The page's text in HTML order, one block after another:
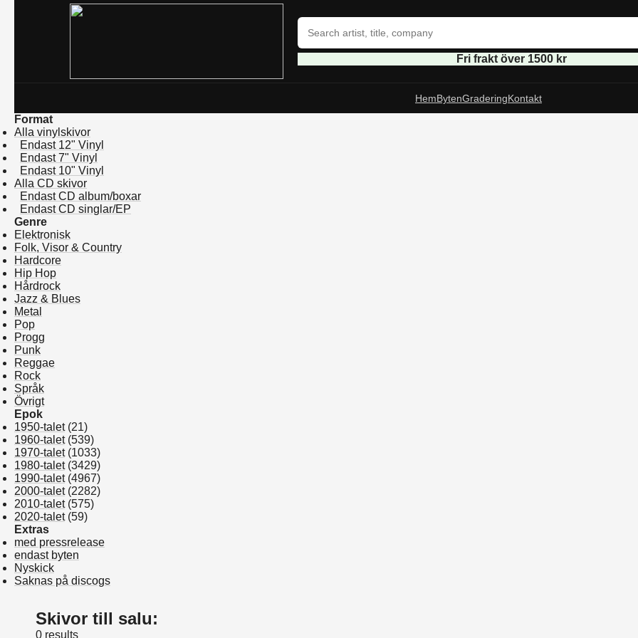
Fri frakt över 1500 kr
HemBytenGraderingKontakt
Format
Alla vinylskivor
Endast 12" Vinyl
Endast 7" Vinyl
Endast 10" Vinyl
Alla CD skivor
Endast CD album/boxar
Endast CD singlar/EP
Genre
Elektronisk
Folk, Visor & Country
Hardcore
Hip Hop
Hårdrock
Jazz & Blues
Metal
Pop
Progg
Punk
Reggae
Rock
Språk
Övrigt
Epok
1950-talet(21)
1960-talet(539)
1970-talet(1033)
1980-talet(3429)
1990-talet(4967)
2000-talet(2282)
2010-talet(575)
2020-talet(59)
Extras
med pressrelease
endast byten
Nyskick
Saknas på discogs
Skivor till salu:
0 results